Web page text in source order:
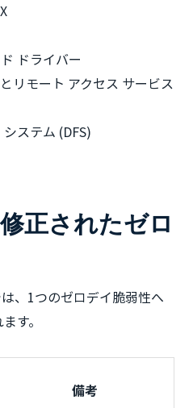
ドライバー
リモート アクセス サービス
ステム (DFS)
正されたゼロ
、1つのゼロデイ脆弱性へ
す。
備考